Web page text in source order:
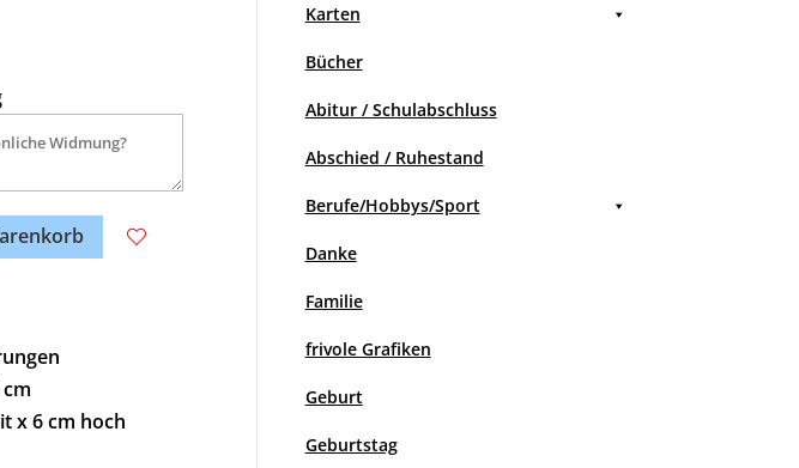
x 6 cm hoch
Karten
Bücher
Abitur / Schulabschluss
Abschied / Ruhestand
Berufe/Hobbys/Sport
Danke
Familie
frivole Grafiken
Geburt
Geburtstag